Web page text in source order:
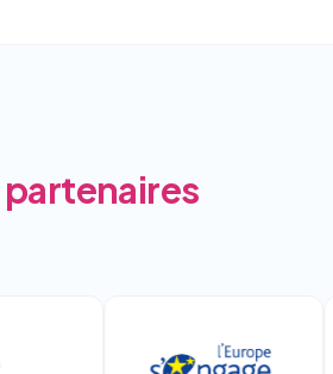
partenaires